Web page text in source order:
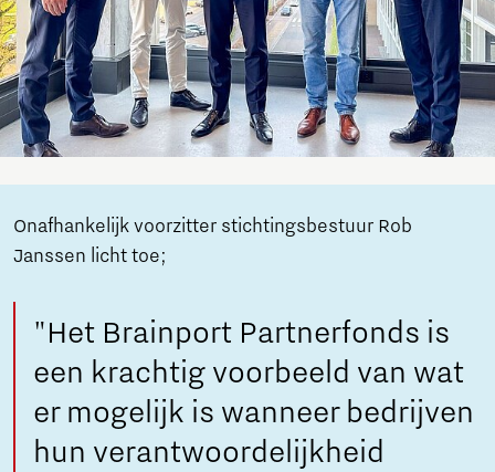
Onafhankelijk voorzitter stichtingsbestuur Rob
Janssen licht toe;
"Het Brainport Partnerfonds is
een krachtig voorbeeld van wat
er mogelijk is wanneer bedrijven
hun verantwoordelijkheid